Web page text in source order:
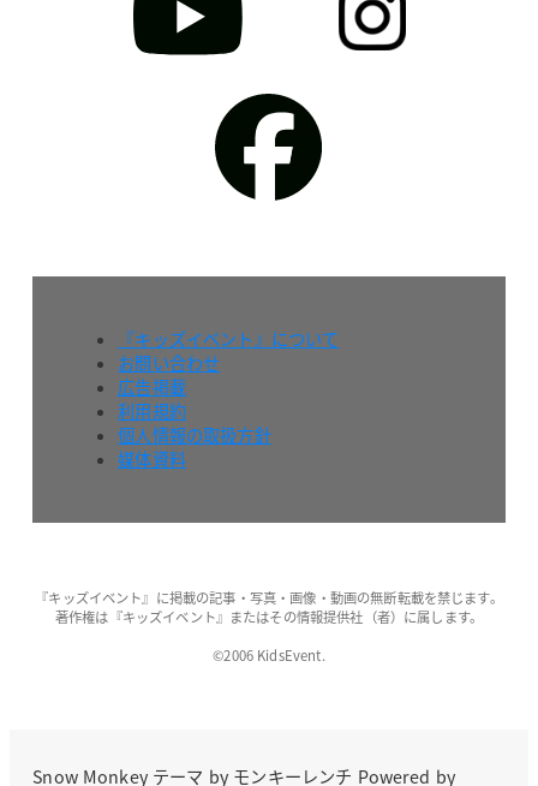
『キッズイベント』について
お問い合わせ
広告掲載
利用規約
個人情報の取扱方針
媒体資料
『キッズイベント』に掲載の記事・写真・画像・動画の無断転載を禁じます。
著作権は『キッズイベント』またはその情報提供社（者）に属します。
©2006 KidsEvent.
Snow Monkeyテーマ by モンキーレンチ Powered by